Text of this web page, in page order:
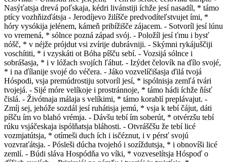
Nasýťatsja drevá poľskaja, kédri livánstiji íchže jesí nasadíl, * támo
ptícy vozhňizďátsja - Jerodíjevo žilíšče predvodíteľstvujet ími, *
hóry vysókija jelénem, kámeň pribížišče zájacem. - Sotvoríl jesí lúnu
vo vremená, * sólnce pozná západ svój. - Položíl jesí ťmu i bysť
nóšč, * v néjže prójdut vsi zvírije dubrávniji. - Skýmni rykájuščiji
voschítiti, * i vzyskáti ot Bóha píšču sebí. - Vozsijá sólnce i
sobrášasja, * i v lóžach svojích ľáhut. - Izýdet čelovík na ďílo svojé,
* i na ďílanije svojé do véčera. - Jáko vozvelíčišasja ďilá tvojá
Hóspodi, vsja premúdrostiju sotvoríl jesí, * ispólnisja zemľá tvári
tvojejá. - Sijé móre velíkoje i prostránnoje, * támo hádi íchže ňísť
čislá. - Živótnaja málaja s velíkimi, * támo korablí preplávajut. -
Zmíj sej, jehóže sozdál jesí ruhátisja jemú, * vsja k tebí čájut, dáti
píšču ím vo blahó vrémja. - Dávšu tebí ím soberút, * otvérzšu tebí
rúku vsjáčeskaja ispólňatsja bláhosti. - Otvráščšu že tebí licé
vozmjatútsja, * otímeši duch ích i isčéznut, i v pérsť svojú
vozvraťátsja. - Pósleši dúcha tvojehó i sozíždutsja, * i obnovíši licé
zemlí. - Búdi sláva Hospódňa vo víki, * vozveselítsja Hóspoď o